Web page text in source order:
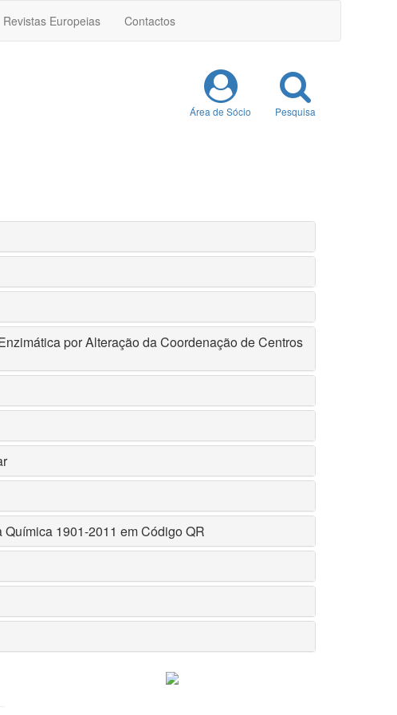
Revistas Europeias Contactos
Área de Sócio Pesquisa
por Alteração da Coordenação de Centros
1901-2011 em Código QR